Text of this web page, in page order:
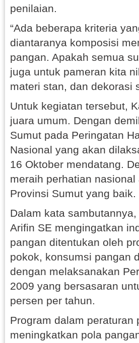
penilaian.
“Ada beberapa kriteria
diantaranya komposisi
pangan. Apakah semua
juga untuk pameran kita
materi stan, dan dekorasi
Untuk kegiatan tersebut,
juara umum. Dengan
Sumut pada Peringatan
Nasional yang akan
16 Oktober mendatang.
meraih perhatian
Provinsi Sumut yang baik.
Dalam kata
Arifin SE mengingatkan
pangan ditentukan oleh
pokok, konsumsi pangan
dengan melaksanakan
2009 yang bersasaran
persen per tahun.
Program dalam
meningkatkan pola